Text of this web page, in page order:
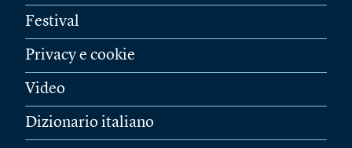
Festival
Privacy e cookie
Video
Dizionario italiano